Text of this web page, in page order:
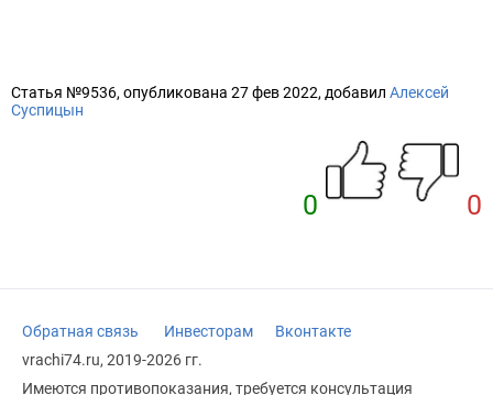
Статья №9536, опубликована 27 фев 2022, добавил Алексей
Суспицын
0 0
Обратная связь Инвесторам
Вконтакте
vrachi74.ru, 2019-2026 гг.
Имеются противопоказания, требуется консультация